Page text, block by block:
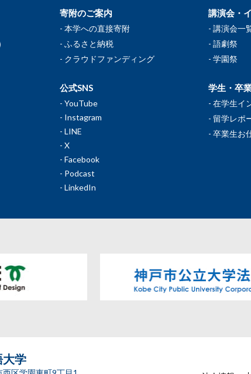
寄附のご案内
本学への直接寄附
ふるさと納税
クラウドファンディング
公式SNS
YouTube
Instagram
LINE
X
Facebook
Podcast
LinkedIn
講演会・
講演会一
語劇祭
学園祭
学生・卒
在学生イ
留学レポ
卒業生お
大学